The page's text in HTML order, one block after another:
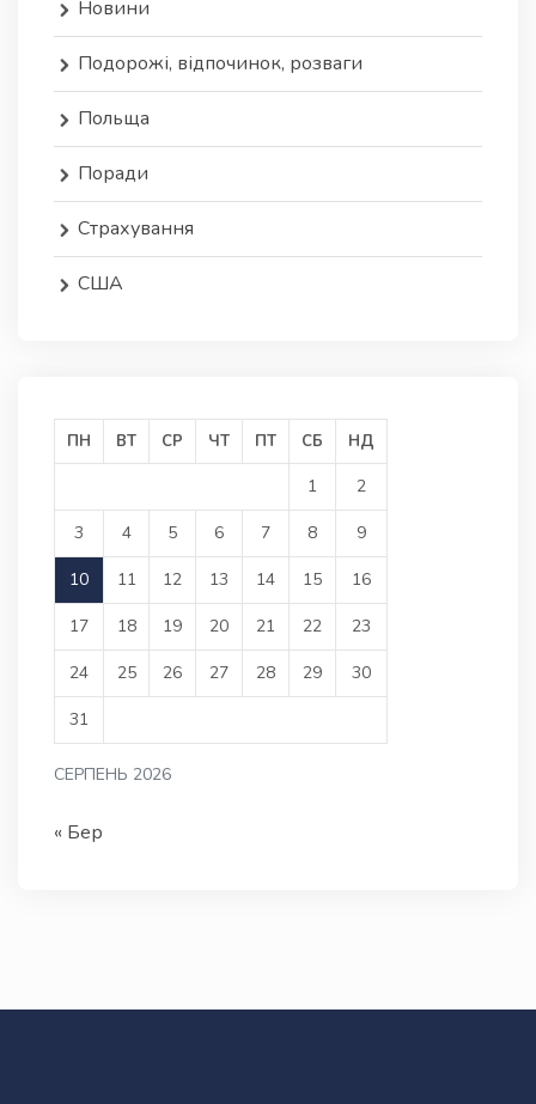
Новини
Подорожі, відпочинок, розваги
Польща
Поради
Страхування
США
СЕРПЕНЬ 2026
ПН ВТ СР ЧТ ПТ СБ НД
1 2
3 4 5 6 7 8 9
10 11 12 13 14 15 16
17 18 19 20 21 22 23
24 25 26 27 28 29 30
31
« Бер